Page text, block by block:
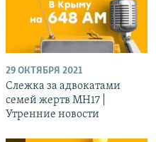
29 ОКТЯБРЯ 2021
Слежка за адвокатами
семей жертв МН17 |
Утренние новости